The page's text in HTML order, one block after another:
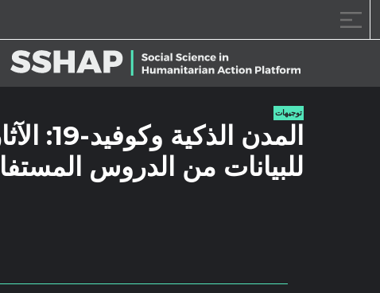
توجيهات
المدن
للبيانات من الدروس